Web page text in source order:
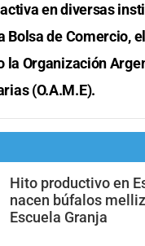
en diversas
Bolsa de Comercio,
la Organización
(O.A.M.E).
Hito productivo en
nacen búfalos
Escuela Granja